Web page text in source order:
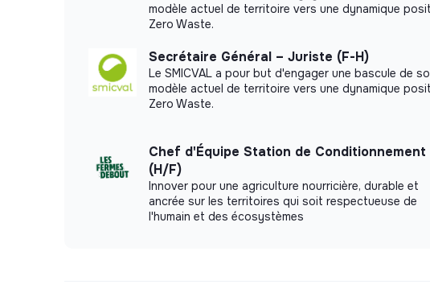
garant·e de la qualité rédactionnelle et du
disposition des documents administratifs
dossier.
modèle actuel de territoire vers une dynamique
Zero Waste.
Secrétaire Général – Juriste (F-H)
Le SMICVAL a pour but d'engager une bascule de
modèle actuel de territoire vers une dynamique
Zero Waste.
Chef d'Équipe Station de Conditionnement
(H/F)
Innover pour une agriculture nourricière, durable et
ancrée sur les territoires qui soit respectueuse de
l'humain et des écosystèmes